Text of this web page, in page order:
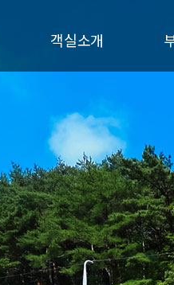
객실소개
노랑
진블루